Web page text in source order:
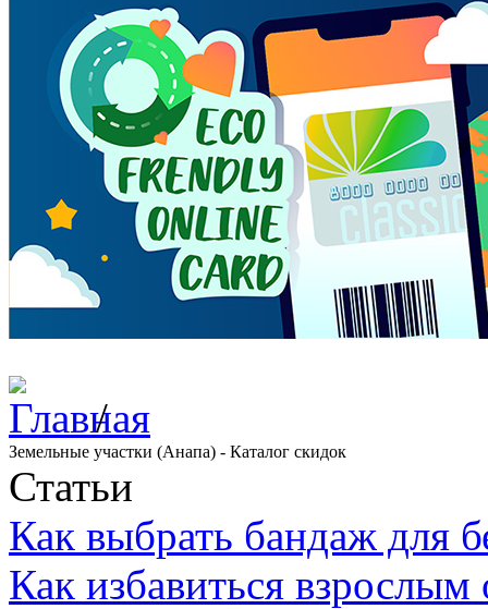
/
Земельные участки (Анапа) - Каталог скидок
Статьи
Как выбрать бандаж для
Как избавиться